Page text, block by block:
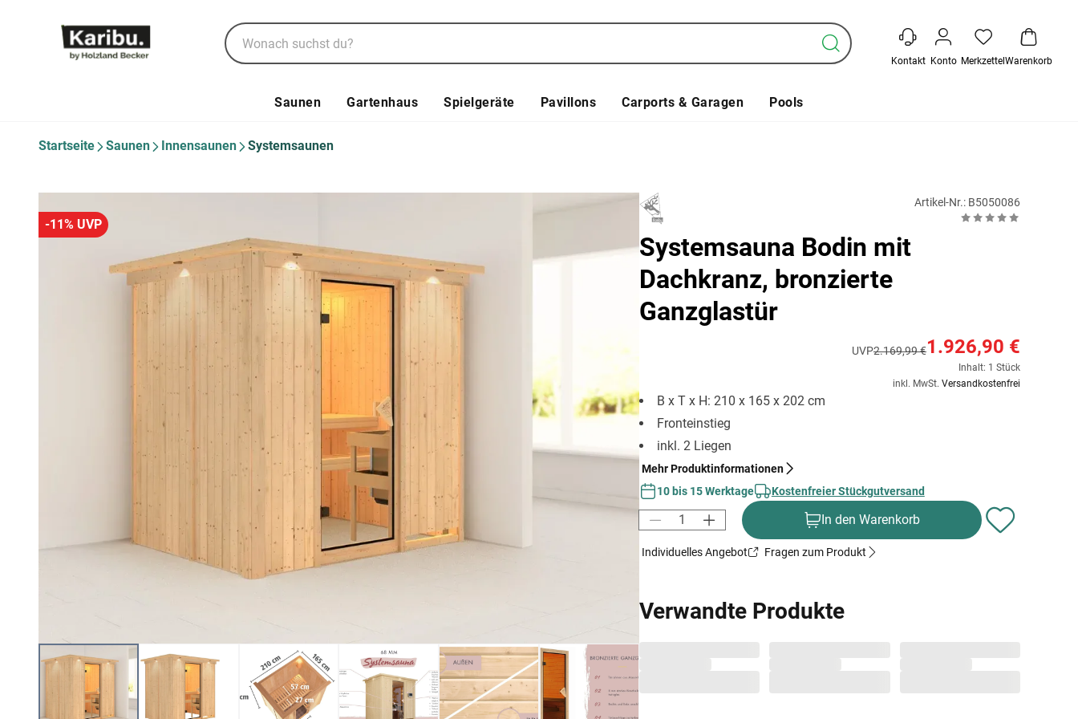
Kontakt Konto Merkzettel Warenkorb
Saunen Gartenhaus Spielgeräte Pavillons Carports & Garagen Pools
Startseite Saunen Innensaunen Systemsaunen
-11% UVP
Artikel-Nr.: B5050086
Systemsauna Bodin mit
Dachkranz, bronzierte
Ganzglastür
UVP2.169,99 €1.926,90 €
Inhalt: 1 Stück
inkl. MwSt. Versandkostenfrei
B x T x H: 210 x 165 x 202 cm
Fronteinstieg
inkl. 2 Liegen
Mehr Produktinformationen
10 bis 15 Werktage
Kostenfreier Stückgutversand
In den Warenkorb
Individuelles Angebot Fragen zum Produkt
Verwandte Produkte